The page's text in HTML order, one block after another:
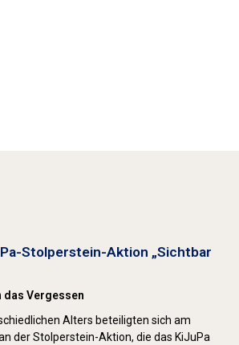
Stolperstein-Aktion „Sichtbar
das Vergessen
Alters beteiligten sich am
der Stolperstein-Aktion, die das KiJuPa